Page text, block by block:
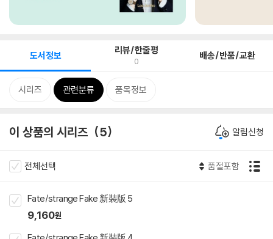
도서정보 리뷰/한줄평
0 배송/반품/교환
시리즈 관련분류 품목정보
이 상품의 시리즈 5 알림신청
전체선택 품절포함
Fate/strange Fake 新裝版 5
9,160원